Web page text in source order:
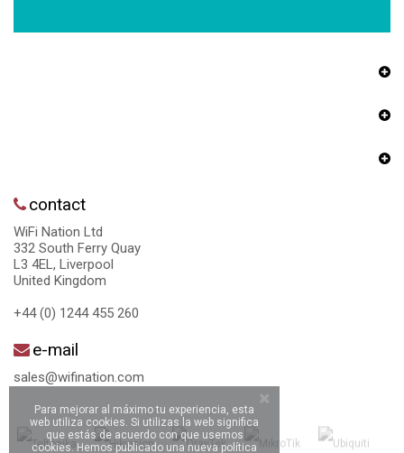
contact
WiFi Nation Ltd
332 South Ferry Quay
L3 4EL, Liverpool
United Kingdom
+44 (0) 1244 455 260
e-mail
sales@wifination.com
Para mejorar al máximo tu experiencia, esta
web utiliza cookies. Si utilizas la web significa
que estás de acuerdo con que usemos
cookies. Hemos publicado una nueva política